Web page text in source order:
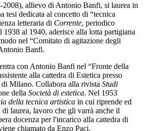
allievo di Antonio Banfi, si laurea in
tesi dedicata al concetto di “tecnica
letteraria di Corrente, periodico
al 1940, aderisce alla lotta partigiana
nel “Comitato di agitazione degli
Banfi.
con Antonio Banfi nel “Fronte della
alla cattedra di Estetica presso
Milano. Collabora alla rivista Studi
della Società di estetica. Nel 1953
della tecnica artistica in cui riprende ed
di laurea, lavoro che gli varrà anche il
docenza per l'incarico alla cattedra di
chiamato da Enzo Paci.